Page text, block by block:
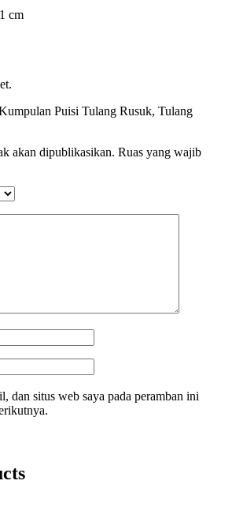
cm
Puisi Tulang Rusuk, Tulang
akan dipublikasikan. Ruas yang wajib
dan situs web saya pada peramban ini